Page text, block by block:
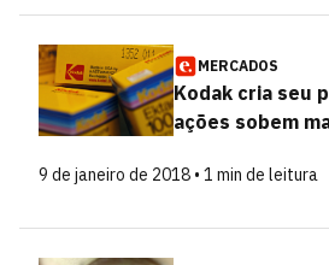
MERCADOS
Kodak cria seu
ações sobem
9 de janeiro de 2018 • 1 min de leitura